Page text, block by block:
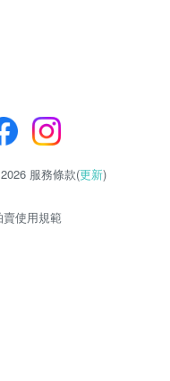
服務條款(更新)
賣使用規範